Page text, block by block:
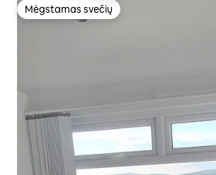
Mėgstamas svečių
Mėgstamas svečių